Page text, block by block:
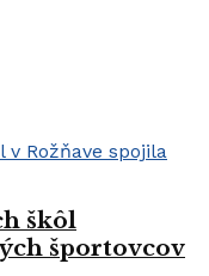
škôl
športovcov